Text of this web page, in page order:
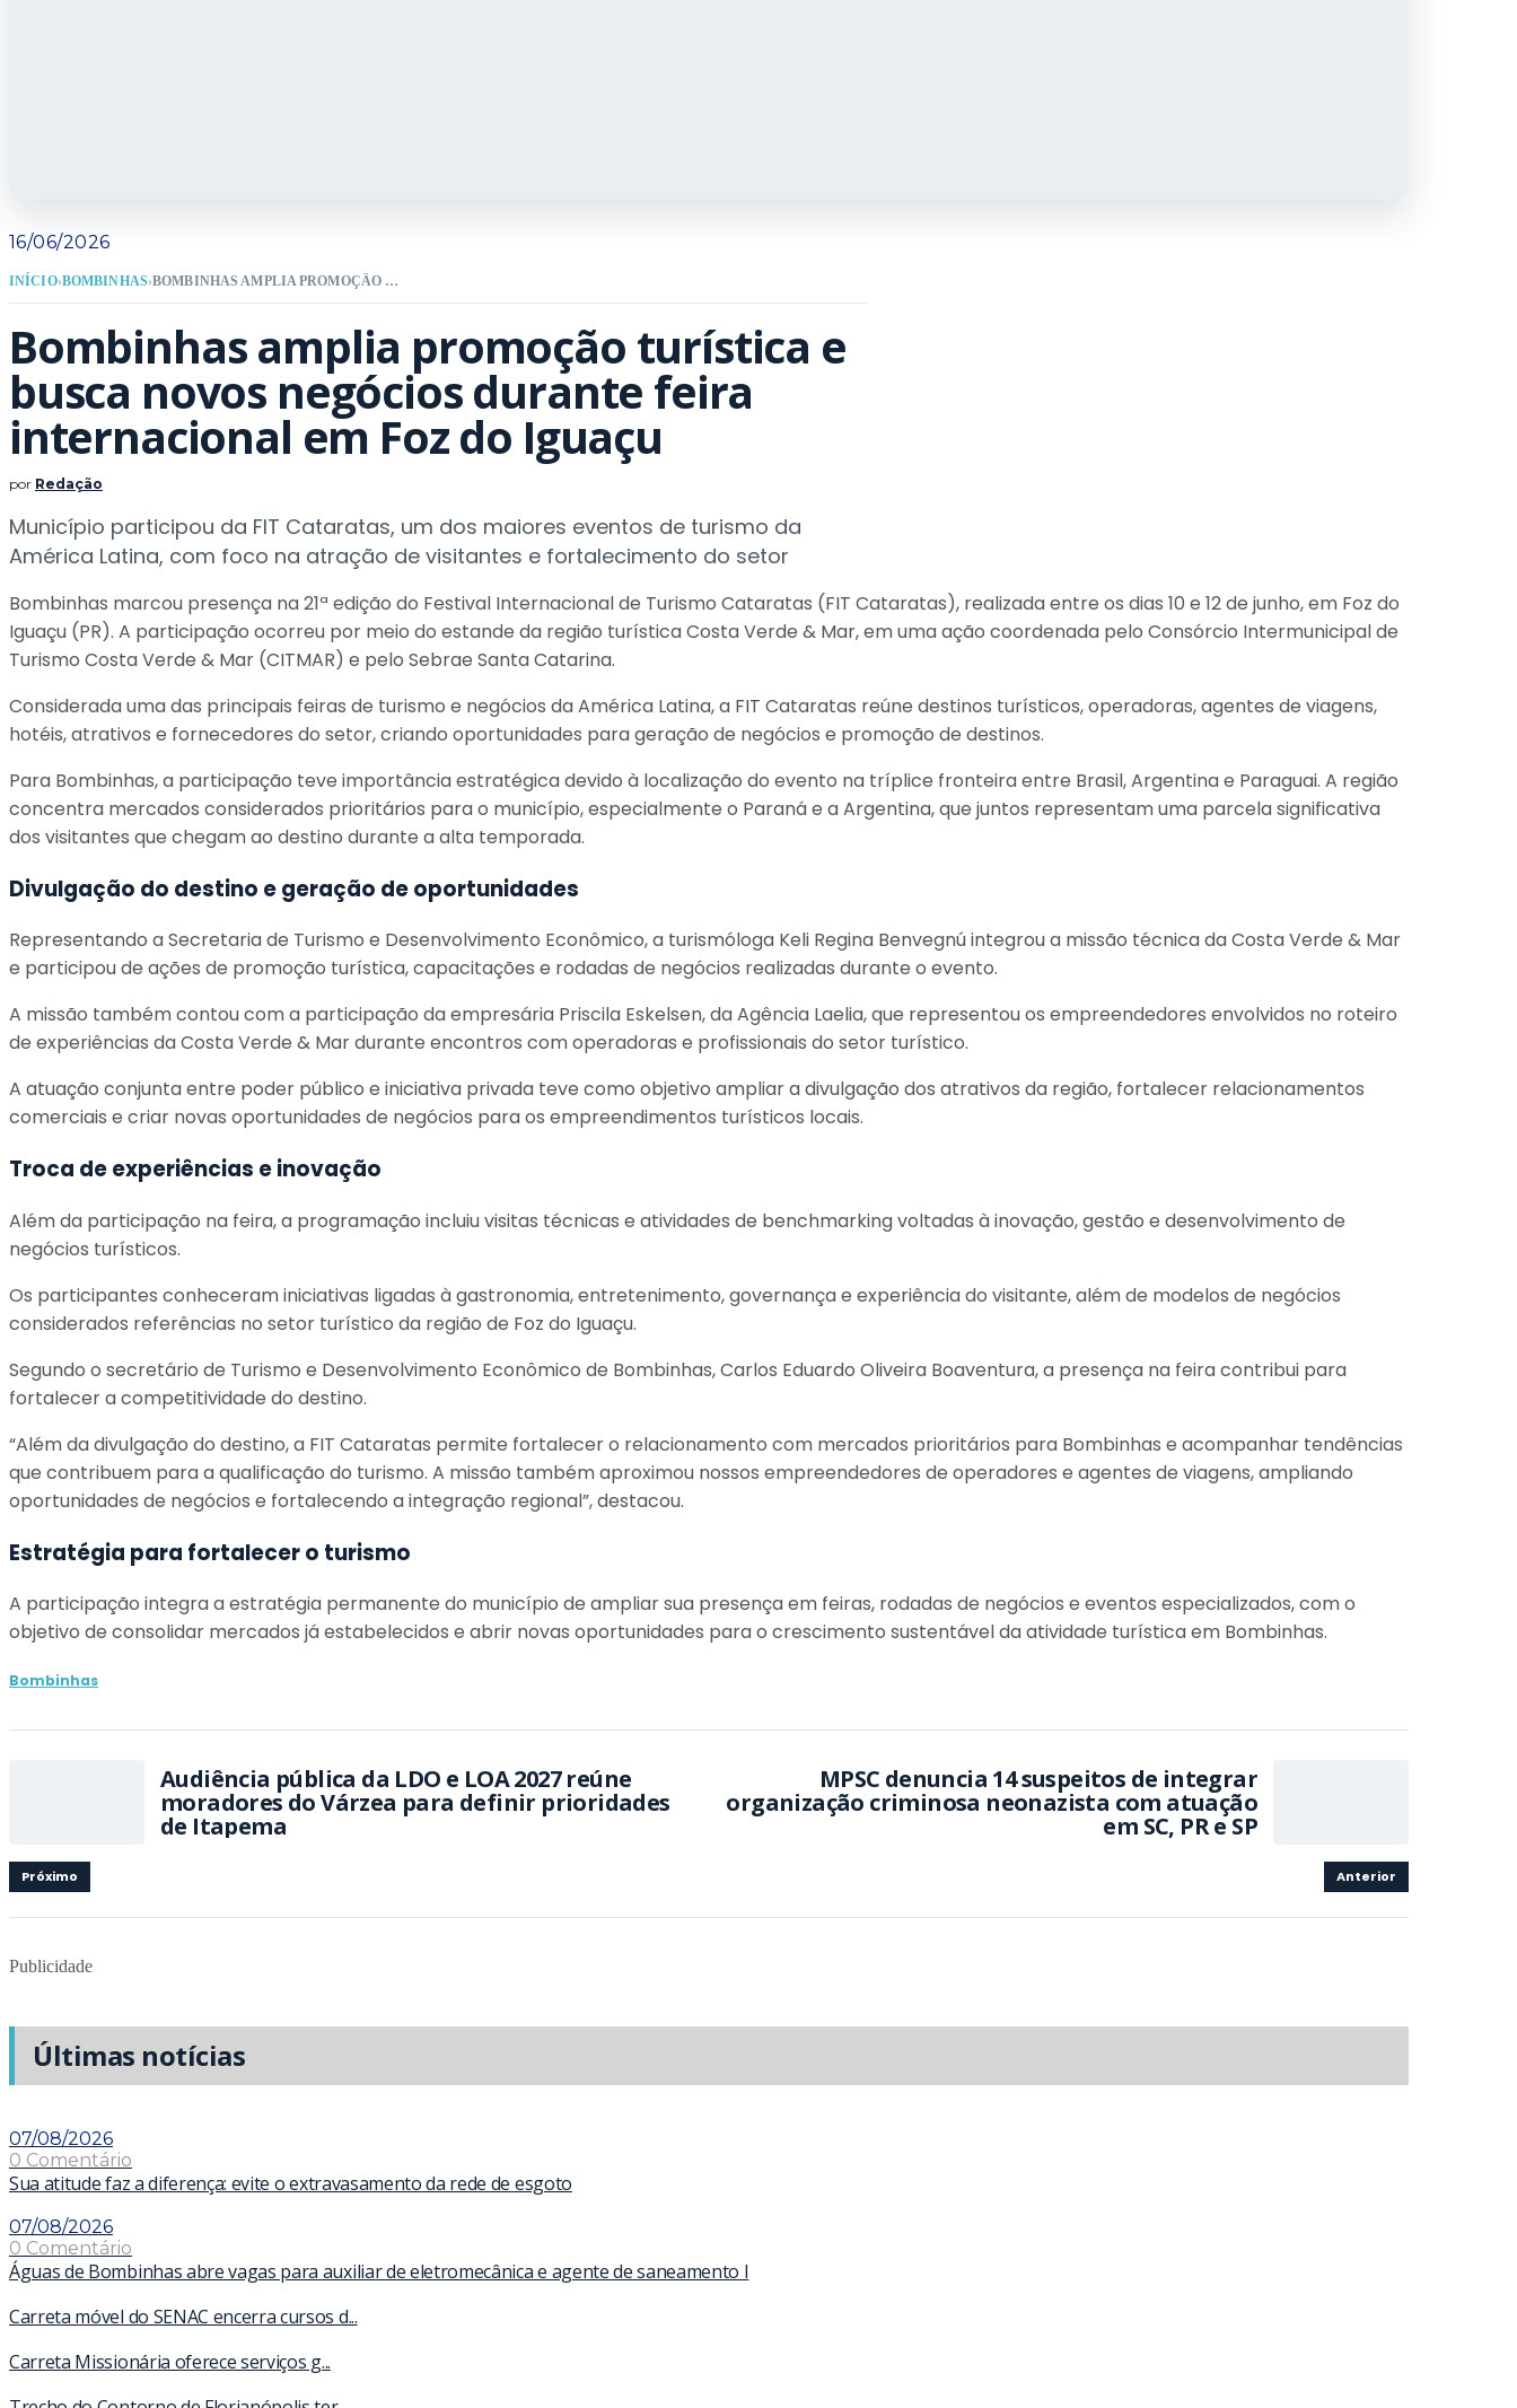
16/06/2026
INÍCIO›BOMBINHAS› BOMBINHAS AMPLIA PROMOÇÃO TURÍSTICA E BUSCA NOVOS NEGÓCIOS DURANTE FEIRA INTERNACIONAL EM FOZ DO IGUAÇU
Bombinhas amplia promoção turística e
busca novos negócios durante feira
internacional em Foz do Iguaçu
por Redação
Município participou da FIT Cataratas, um dos maiores eventos de turismo da
América Latina, com foco na atração de visitantes e fortalecimento do setor
Bombinhas marcou presença na 21ª edição do Festival Internacional de Turismo Cataratas (FIT Cataratas), realizada entre os dias 10 e 12 de junho, em Foz do
Iguaçu (PR). A participação ocorreu por meio do estande da região turística Costa Verde & Mar, em uma ação coordenada pelo Consórcio Intermunicipal de
Turismo Costa Verde & Mar (CITMAR) e pelo Sebrae Santa Catarina.
Considerada uma das principais feiras de turismo e negócios da América Latina, a FIT Cataratas reúne destinos turísticos, operadoras, agentes de viagens,
hotéis, atrativos e fornecedores do setor, criando oportunidades para geração de negócios e promoção de destinos.
Para Bombinhas, a participação teve importância estratégica devido à localização do evento na tríplice fronteira entre Brasil, Argentina e Paraguai. A região
concentra mercados considerados prioritários para o município, especialmente o Paraná e a Argentina, que juntos representam uma parcela significativa
dos visitantes que chegam ao destino durante a alta temporada.
Divulgação do destino e geração de oportunidades
Representando a Secretaria de Turismo e Desenvolvimento Econômico, a turismóloga Keli Regina Benvegnú integrou a missão técnica da Costa Verde & Mar
e participou de ações de promoção turística, capacitações e rodadas de negócios realizadas durante o evento.
A missão também contou com a participação da empresária Priscila Eskelsen, da Agência Laelia, que representou os empreendedores envolvidos no roteiro
de experiências da Costa Verde & Mar durante encontros com operadoras e profissionais do setor turístico.
A atuação conjunta entre poder público e iniciativa privada teve como objetivo ampliar a divulgação dos atrativos da região, fortalecer relacionamentos
comerciais e criar novas oportunidades de negócios para os empreendimentos turísticos locais.
Troca de experiências e inovação
Além da participação na feira, a programação incluiu visitas técnicas e atividades de benchmarking voltadas à inovação, gestão e desenvolvimento de
negócios turísticos.
Os participantes conheceram iniciativas ligadas à gastronomia, entretenimento, governança e experiência do visitante, além de modelos de negócios
considerados referências no setor turístico da região de Foz do Iguaçu.
Segundo o secretário de Turismo e Desenvolvimento Econômico de Bombinhas, Carlos Eduardo Oliveira Boaventura, a presença na feira contribui para
fortalecer a competitividade do destino.
“Além da divulgação do destino, a FIT Cataratas permite fortalecer o relacionamento com mercados prioritários para Bombinhas e acompanhar tendências
que contribuem para a qualificação do turismo. A missão também aproximou nossos empreendedores de operadores e agentes de viagens, ampliando
oportunidades de negócios e fortalecendo a integração regional”, destacou.
Estratégia para fortalecer o turismo
A participação integra a estratégia permanente do município de ampliar sua presença em feiras, rodadas de negócios e eventos especializados, com o
objetivo de consolidar mercados já estabelecidos e abrir novas oportunidades para o crescimento sustentável da atividade turística em Bombinhas.
Bombinhas
Audiência pública da LDO e LOA 2027 reúne
moradores do Várzea para definir prioridades
de Itapema
Próximo
MPSC denuncia 14 suspeitos de integrar
organização criminosa neonazista com atuação
em SC, PR e SP
Anterior
Publicidade
Últimas notícias
07/08/2026
0 Comentário
Sua atitude faz a diferença: evite o extravasamento da rede de esgoto
07/08/2026
0 Comentário
Águas de Bombinhas abre vagas para auxiliar de eletromecânica e agente de saneamento I
Carreta móvel do SENAC encerra cursos d...
Carreta Missionária oferece serviços g...